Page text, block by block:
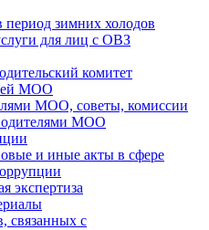
зимних холодов
для лиц с ОВЗ
комитет
МОО
МОО, советы, комиссии
МОО
и иные акты в сфере
экспертиза
связанных с